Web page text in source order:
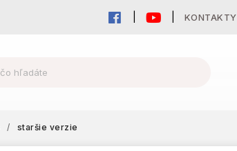
KONTAKTY
/ staršie verzie